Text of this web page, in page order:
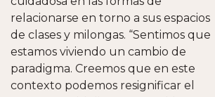
relacionarse en torno a sus espacios
de clases y milongas. “Sentimos que
estamos viviendo un cambio de
paradigma. Creemos que en este
contexto podemos resignificar el